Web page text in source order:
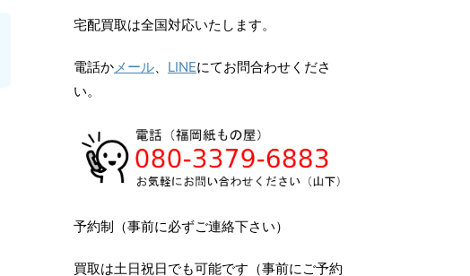
宅配買取は全国対応いたします。
電話かメール、 LINEにてお問合わせくださ
い。
予約制（事前に必ずご連絡下さい）
買取は土日祝日でも可能です（事前にご予約